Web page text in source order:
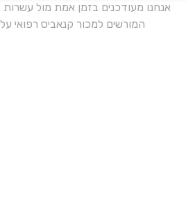
אנחנו מעודכנים בזמן אמת מול
המורשים למכור קנאביס רפואי